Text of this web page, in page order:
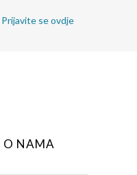
Prijavite se ovdje
O NAMA